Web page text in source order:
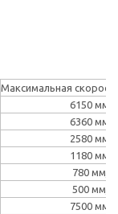
Максимальная
6150 мм/
6360 мм/
2580 мм/
1180 мм/
780 мм/
500 мм/
7500 мм/